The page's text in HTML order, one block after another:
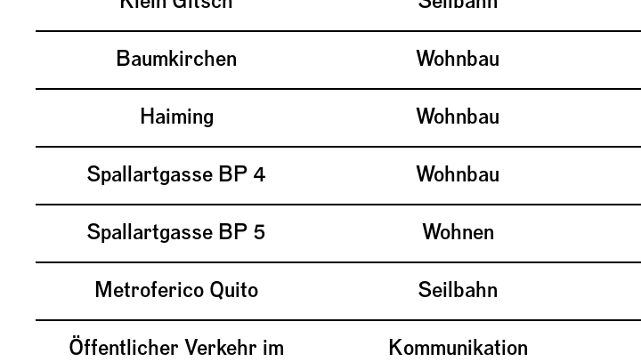
Baumkirchen Wohnbau
Haiming Wohnbau
Spallartgasse BP 4 Wohnbau
Spallartgasse BP 5 Wohnen
Metroferico Quito Seilbahn
Öffentlicher Verkehr im
Kommunikation